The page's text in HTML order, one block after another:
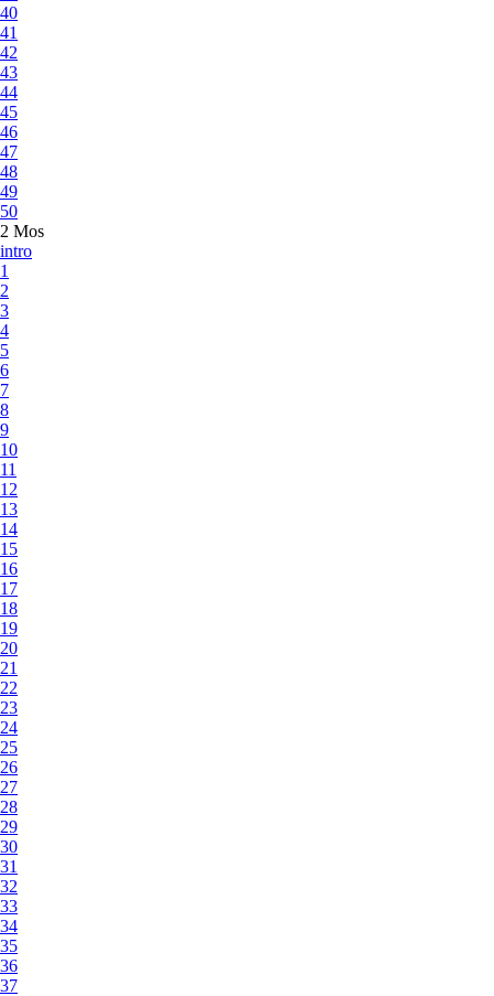
40
41
42
43
44
45
46
47
48
49
50
2 Mos
intro
1
2
3
4
5
6
7
8
9
10
11
12
13
14
15
16
17
18
19
20
21
22
23
24
25
26
27
28
29
30
31
32
33
34
35
36
37